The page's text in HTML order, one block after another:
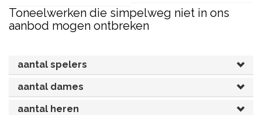
OVERIG (30'-75')
KORT (-30')
UITGELICHT!
AVONDVULLEND (+75')
OVERIG (30'-75')
SENIORENTONEEL
KORT (-30')
JUBILEUMSTUK
KOSTUUMSTUK
OVERIG
SINTERKLAASTONEEL
Toneelwerken die simpelweg niet in ons
aanbod mogen ontbreken
aantal spelers
aantal dames
aantal heren